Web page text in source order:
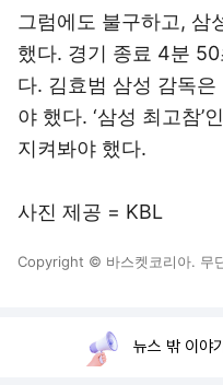
그럼에도 불구하고, 삼
했다. 경기 종료 4분
다. 김효범 삼성 감독
야 했다. ‘삼성 최고참’
지켜봐야 했다.
사진 제공 = KBL
Copyright © 바스켓코리아. 무
뉴스 밖 이야